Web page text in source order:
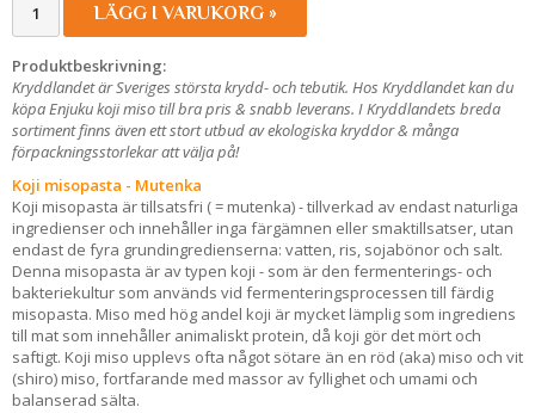
LÄGG I VARUKORG »
Produktbeskrivning:
Kryddlandet är Sveriges största krydd- och tebutik. Hos Kryddlandet kan du
köpa Enjuku koji miso till bra pris & snabb leverans. I Kryddlandets breda
sortiment finns även ett stort utbud av ekologiska kryddor & många
förpackningsstorlekar att välja på!
Koji misopasta - Mutenka
Koji misopasta är tillsatsfri ( = mutenka) - tillverkad av endast naturliga
ingredienser och innehåller inga färgämnen eller smaktillsatser, utan
endast de fyra grundingredienserna: vatten, ris, sojabönor och salt.
Denna misopasta är av typen koji - som är den fermenterings- och
bakteriekultur som används vid fermenteringsprocessen till färdig
misopasta. Miso med hög andel koji är mycket lämplig som ingrediens
till mat som innehåller animaliskt protein, då koji gör det mört och
saftigt. Koji miso upplevs ofta något sötare än en röd (aka) miso och vit
(shiro) miso, fortfarande med massor av fyllighet och umami och
balanserad sälta.